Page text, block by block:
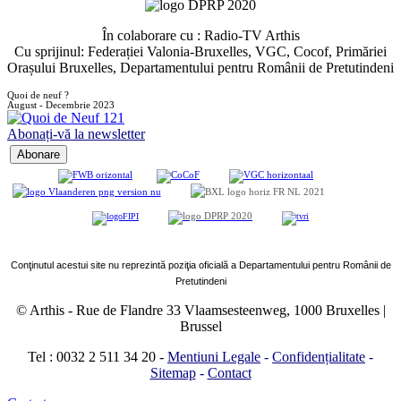
În colaborare cu : Radio-TV Arthis
Cu sprijinul: Federației Valonia-Bruxelles, VGC, Cocof, Primăriei
Orașului Bruxelles, Departamentului pentru Românii de Pretutindeni
Quoi de neuf ?
August - Decembrie 2023
Abonați-vă la newsletter
Conţinutul acestui site nu reprezintă poziţia oficială a Departamentului pentru Românii de
Pretutindeni
© Arthis -Rue de Flandre 33 Vlaamsesteenweg, 1000 Bruxelles |
Brussel
Tel : 0032 2 511 34 20 - Mentiuni Legale - Confidențialitate -
Sitemap- Contact